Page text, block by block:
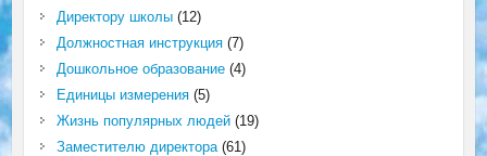
Директору школы(12)
Должностная инструкция(7)
Дошкольное образование(4)
Единицы измерения(5)
Жизнь популярных людей(19)
Заместителю директора(61)